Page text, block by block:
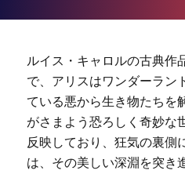
ルイス・キャロルの古典作
で、アリスはワンダーラン
ている悪から生き物たちを
がさまよう恐ろしく奇妙な
反映しており、狂気の裏側
は、その美しい深淵を突き